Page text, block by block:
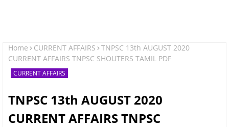
Home CURRENT AFFAIRS
TNPSC 13th AUGUST 2020
CURRENT AFFAIRS TNPSC SHOUTERS TAMIL PDF
CURRENT AFFAIRS
TNPSC 13th AUGUST 2020
CURRENT AFFAIRS TNPSC